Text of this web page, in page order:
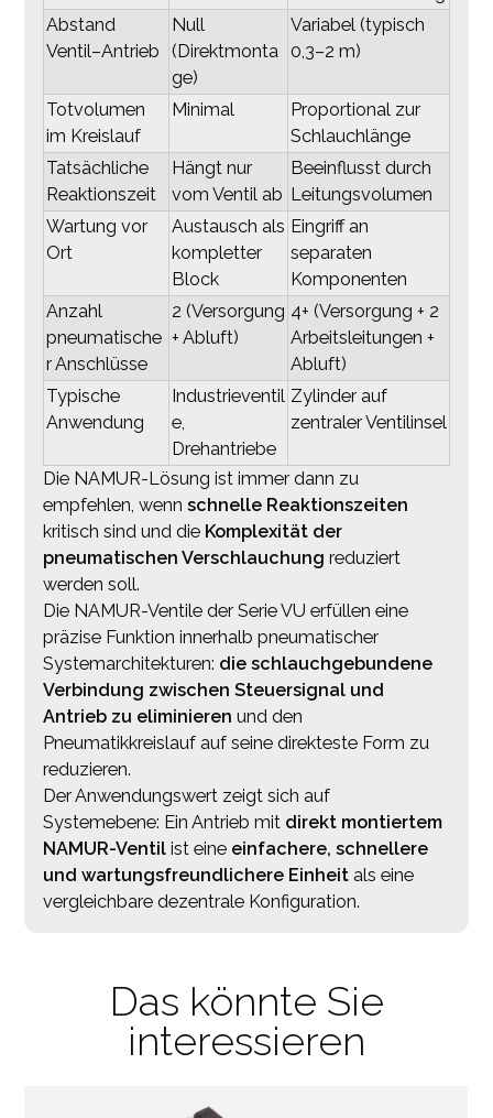
Abstand
Ventil–Antrieb
Null
(Direktmonta
ge)
Variabel (typisch
0,3–2 m)
Totvolumen
im Kreislauf
Minimal
Proportional zur
Schlauchlänge
Tatsächliche
Reaktionszeit
Hängt nur
vom Ventil ab
Beeinflusst durch
Leitungsvolumen
Wartung vor
Ort
Austausch als
kompletter
Block
Eingriff an
separaten
Komponenten
Anzahl
pneumatische
r Anschlüsse
2 (Versorgung
+ Abluft)
4+ (Versorgung + 2
Arbeitsleitungen +
Abluft)
Typische
Anwendung
Industrieventil
e,
Drehantriebe
Zylinder auf
zentraler Ventilinsel
Die NAMUR-Lösung ist immer dann zu
empfehlen, wenn schnelle Reaktionszeiten
kritisch sind und die Komplexität der
pneumatischen Verschlauchung reduziert
werden soll.
Die NAMUR-Ventile der Serie VU erfüllen eine
präzise Funktion innerhalb pneumatischer
Systemarchitekturen: die schlauchgebundene
Verbindung zwischen Steuersignal und
Antrieb zu eliminieren und den
Pneumatikkreislauf auf seine direkteste Form zu
reduzieren.
Der Anwendungswert zeigt sich auf
Systemebene: Ein Antrieb mit direkt montiertem
NAMUR-Ventilist eine einfachere, schnellere
und wartungsfreundlichere Einheitals eine
vergleichbare dezentrale Konfiguration.
Das könnte Sie
interessieren